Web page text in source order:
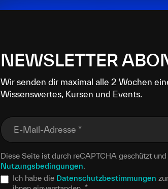
NEWSLETTER
Wir senden dir maximal alle 2 Wochen
Wissenswertes, Kursen und Events.
E-Mail-Adresse *
Diese Seite ist durch reCAPTCHA geschützt
Nutzungsbedingungen.
Ich habe die Datenschutzbestimmungen